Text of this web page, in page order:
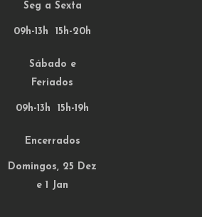
Seg a Sexta
09h-13h 15h-20h
Sábado e
Feriados
09h-13h 15h-19h
Encerrados
Domingos, 25 Dez
e 1 Jan